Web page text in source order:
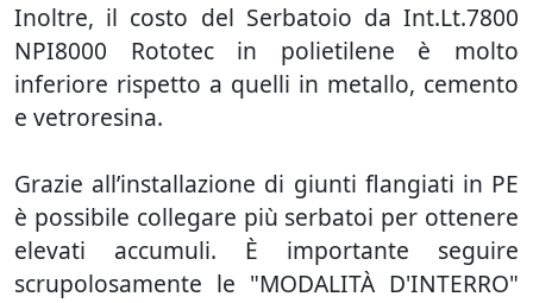
Inoltre, il costo del Serbatoio da Int.Lt.7800
NPI8000 Rototec in polietilene è molto
inferiore rispetto a quelli in metallo, cemento
e vetroresina.
Grazie all’installazione di giunti flangiati in PE
è possibile collegare più serbatoi per ottenere
elevati accumuli. È importante seguire
scrupolosamente le "MODALITÀ D'INTERRO"